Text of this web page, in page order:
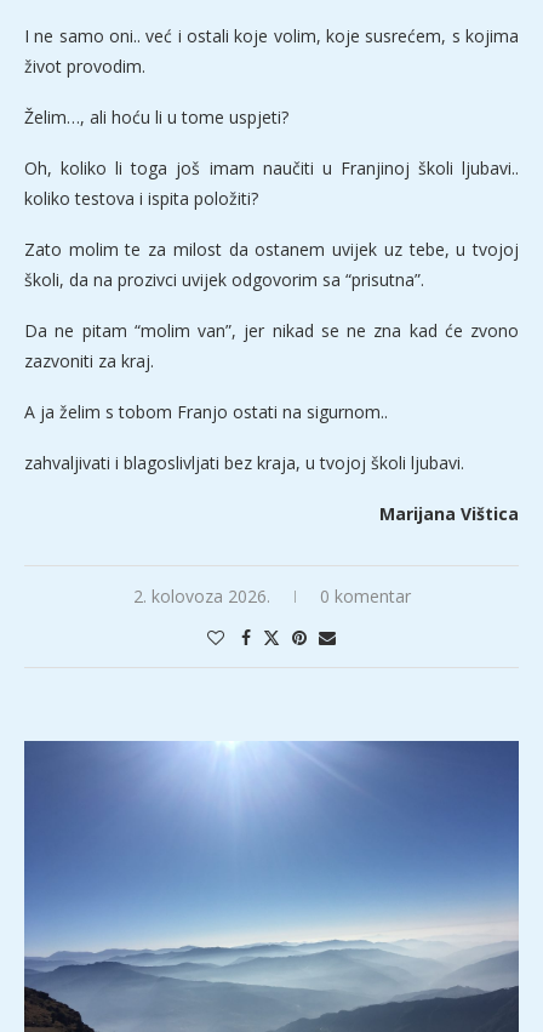
I ne samo oni.. već i ostali koje volim, koje susrećem, s kojima
život provodim.
Želim…, ali hoću li u tome uspjeti?
Oh, koliko li toga još imam naučiti u Franjinoj školi ljubavi..
koliko testova i ispita položiti?
Zato molim te za milost da ostanem uvijek uz tebe, u tvojoj
školi, da na prozivci uvijek odgovorim sa “prisutna”.
Da ne pitam “molim van”, jer nikad se ne zna kad će zvono
zazvoniti za kraj.
A ja želim s tobom Franjo ostati na sigurnom..
zahvaljivati i blagoslivljati bez kraja, u tvojoj školi ljubavi.
Marijana Vištica
2. kolovoza 2026. 0 komentar